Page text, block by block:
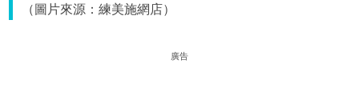
（圖片來源：練美施網店）
廣告